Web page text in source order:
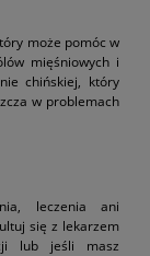
może pomóc w
mięśniowych i
chińskiej, który
w problemach
leczenia ani
się z lekarzem
lub jeśli masz